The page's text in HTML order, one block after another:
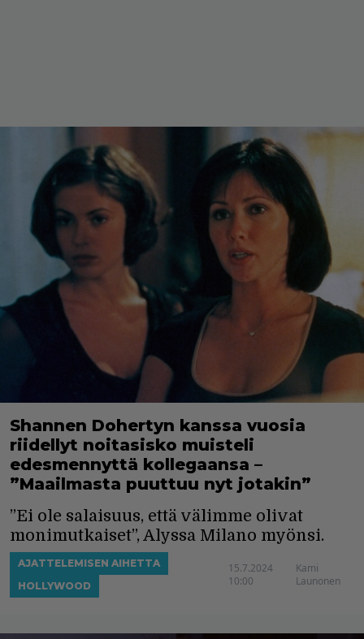
Shannen Dohertyn kanssa vuosia
riidellyt noitasisko muisteli
edesmennyttä kollegaansa –
”Maailmasta puuttuu nyt jotakin”
”Ei ole salaisuus, että välimme olivat
monimutkaiset”, Alyssa Milano myönsi.
AJATTELEMISEN AIHETTA
HOLLYWOOD
15.7.2024
10:00
Kami
Launonen